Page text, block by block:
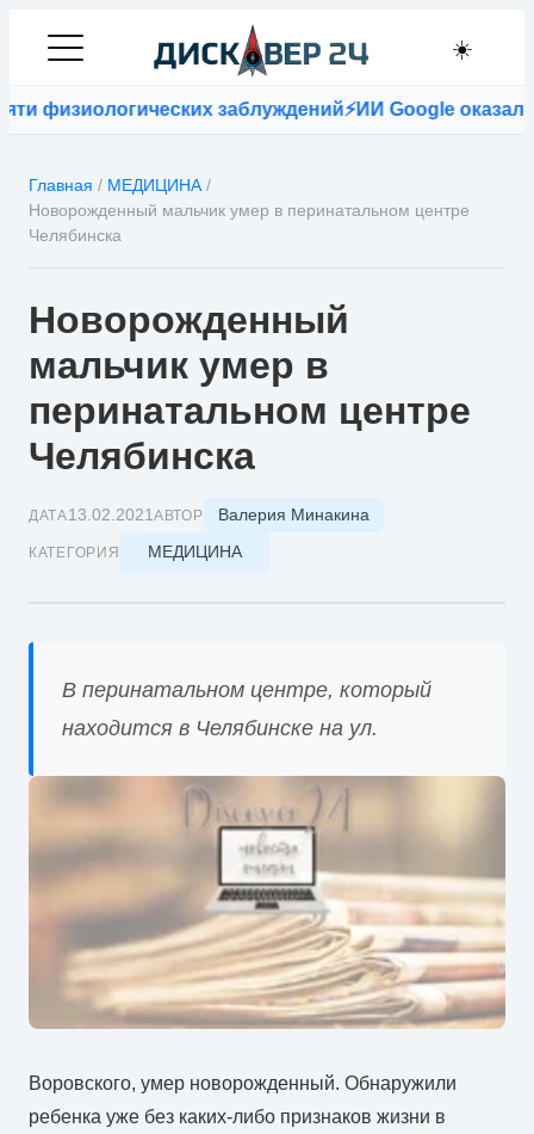
☀️
заблуждений⚡ИИ Google оказался
Главная / МЕДИЦИНА /
Новорожденный мальчик умер в перинатальном центре
Челябинска
Новорожденный
мальчик умер в
перинатальном центре
Челябинска
ДАТА13.02.2021 АВТОР Валерия Минакина
КАТЕГОРИЯ МЕДИЦИНА
В перинатальном центре, который
находится в Челябинске на ул.
Воровского, умер новорожденный. Обнаружили
ребенка уже без каких-либо признаков жизни в